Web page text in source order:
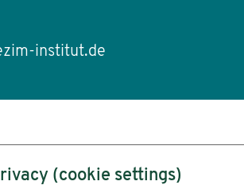
institut.de
(cookie settings)